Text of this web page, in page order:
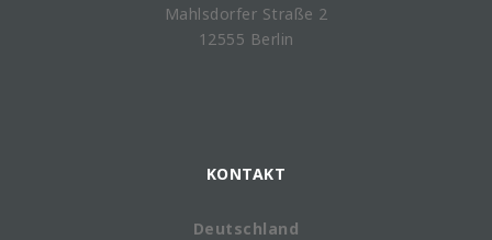
Mahlsdorfer Straße 2
12555 Berlin
KONTAKT
Deutschland